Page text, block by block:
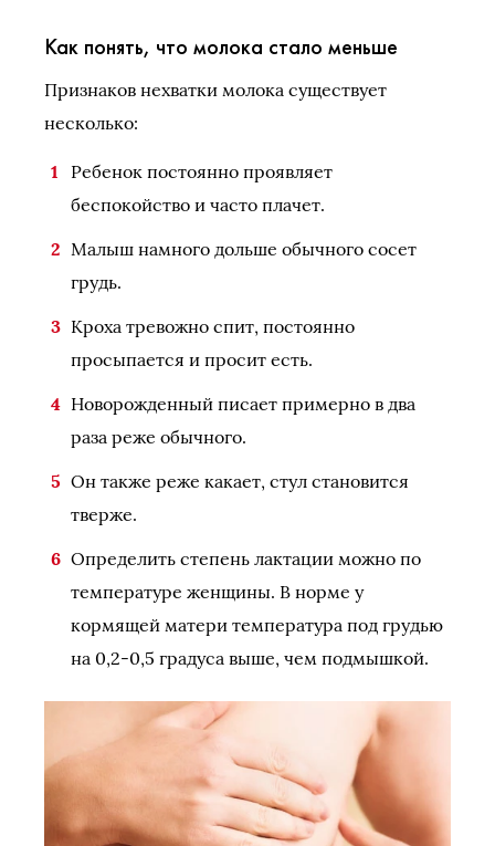
Как понять, что молока стало меньше
Признаков нехватки молока существует
несколько:
Ребенок постоянно проявляет
беспокойство и часто плачет.
Малыш намного дольше обычного сосет
грудь.
Кроха тревожно спит, постоянно
просыпается и просит есть.
Новорожденный писает примерно в два
раза реже обычного.
Он также реже какает, стул становится
тверже.
Определить степень лактации можно по
температуре женщины. В норме у
кормящей матери температура под грудью
на 0,2-0,5 градуса выше, чем подмышкой.